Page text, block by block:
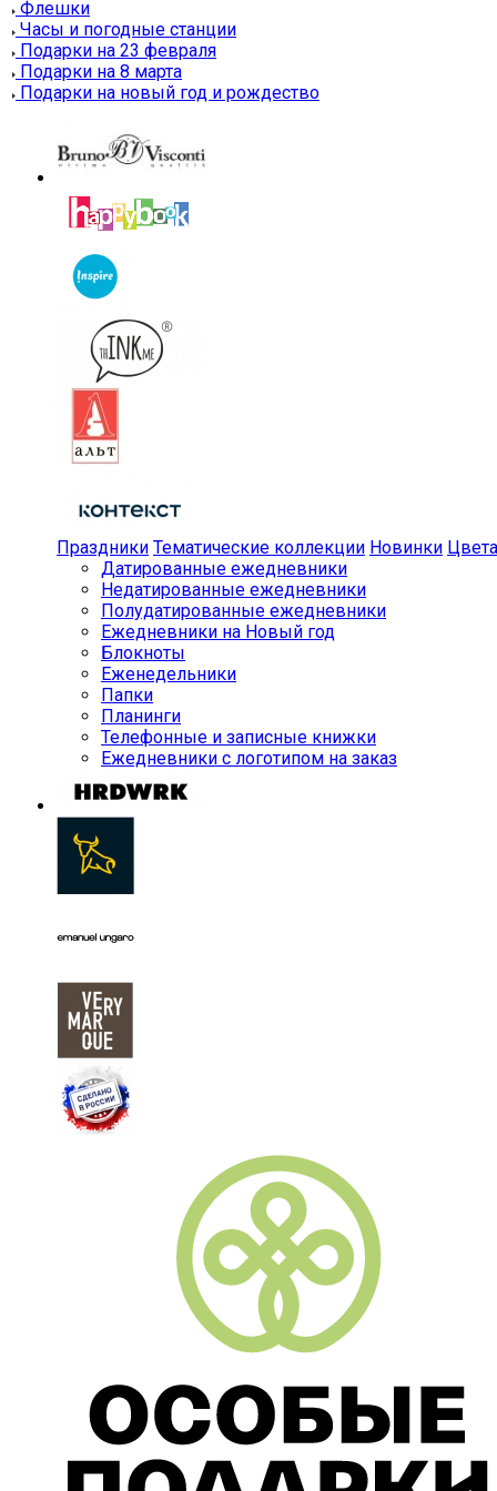
Флешки
Часы и погодные станции
Подарки на 23 февраля
Подарки на 8 марта
Подарки на новый год и рождество
Праздники Тематические коллекции Новинки Цвета
Датированные ежедневники
Недатированные ежедневники
Полудатированные ежедневники
Ежедневники на Новый год
Блокноты
Еженедельники
Папки
Планинги
Телефонные и записные книжки
Ежедневники с логотипом на заказ